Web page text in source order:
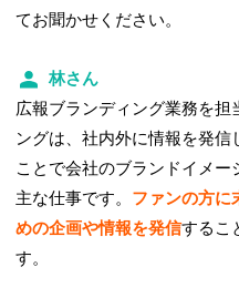
てお聞かせください。
林さん
広報ブランディング業務を担
ングは、社内外に情報を発
ことで会社のブランドイメ
主な仕事です。 ファンの方に
めの企画や情報を発信するこ
す。